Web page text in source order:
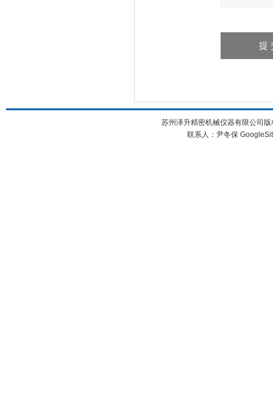
苏州泽升精密机械仪器有限公司
联系人：尹冬保